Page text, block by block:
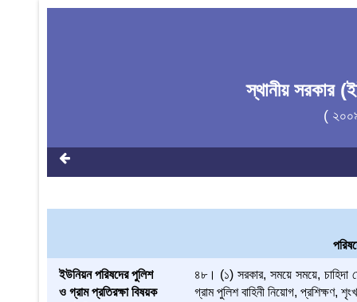
স্থানীয় সরকার
(
ইউনিয়ন পরিষদের পুলিশ
ও গ্রাম প্রতিরক্ষা বিষয়ক
৪৮। (১) সরকার, সময়ে সময়ে, চাহিদা
গ্রাম পুলিশ বাহিনী নিয়োগ, প্রশিক্ষণ,